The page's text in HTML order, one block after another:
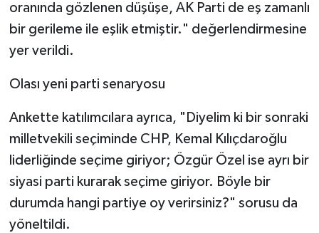
oranında gözlenen düşüşe, AK Parti de eş zamanlı
bir gerileme ile eşlik etmiştir." değerlendirmesine
yer verildi.
Olası yeni parti senaryosu
Ankette katılımcılara ayrıca, "Diyelim ki bir sonraki
milletvekili seçiminde CHP, Kemal Kılıçdaroğlu
liderliğinde seçime giriyor; Özgür Özel ise ayrı bir
siyasi parti kurarak seçime giriyor. Böyle bir
durumda hangi partiye oy verirsiniz?" sorusu da
yöneltildi.